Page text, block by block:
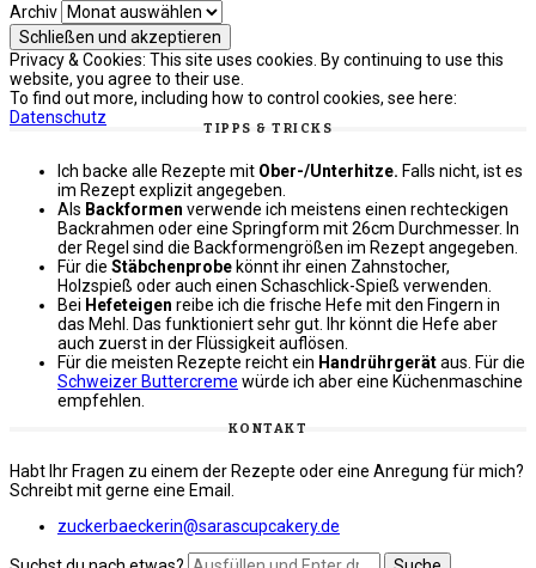
Archiv
Privacy & Cookies: This site uses cookies. By continuing to use this
website, you agree to their use.
To find out more, including how to control cookies, see here:
Datenschutz
TIPPS & TRICKS
Ich backe alle Rezepte mit Ober-/Unterhitze. Falls nicht, ist es
im Rezept explizit angegeben.
Als Backformen verwende ich meistens einen rechteckigen
Backrahmen oder eine Springform mit 26cm Durchmesser. In
der Regel sind die Backformengrößen im Rezept angegeben.
Für die Stäbchenprobe könnt ihr einen Zahnstocher,
Holzspieß oder auch einen Schaschlick-Spieß verwenden.
Bei Hefeteigen reibe ich die frische Hefe mit den Fingern in
das Mehl. Das funktioniert sehr gut. Ihr könnt die Hefe aber
auch zuerst in der Flüssigkeit auflösen.
Für die meisten Rezepte reicht ein Handrührgerätaus. Für die
Schweizer Buttercreme würde ich aber eine Küchenmaschine
empfehlen.
KONTAKT
Habt Ihr Fragen zu einem der Rezepte oder eine Anregung für mich?
Schreibt mit gerne eine Email.
zuckerbaeckerin@sarascupcakery.de